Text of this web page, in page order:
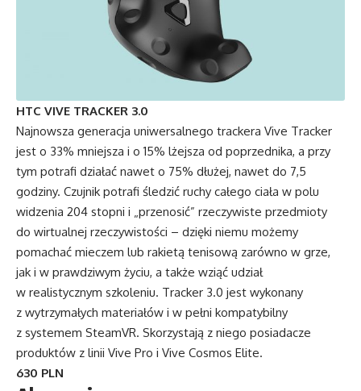
HTC VIVE TRACKER 3.0
Najnowsza generacja uniwersalnego trackera Vive Tracker
jest o 33% mniejsza i o 15% lżejsza od poprzednika, a przy
tym potrafi działać nawet o 75% dłużej, nawet do 7,5
godziny. Czujnik potrafi śledzić ruchy całego ciała w polu
widzenia 204 stopni i „przenosić” rzeczywiste przedmioty
do wirtualnej rzeczywistości – dzięki niemu możemy
pomachać mieczem lub rakietą tenisową zarówno w grze,
jak i w prawdziwym życiu, a także wziąć udział
w realistycznym szkoleniu. Tracker 3.0 jest wykonany
z wytrzymałych materiałów i w pełni kompatybilny
z systemem SteamVR. Skorzystają z niego posiadacze
produktów z linii Vive Pro i Vive Cosmos Elite.
630 PLN